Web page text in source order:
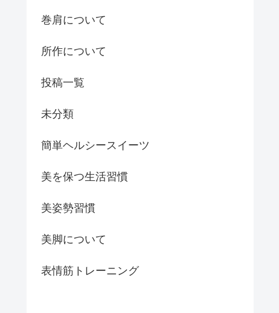
巻肩について
所作について
投稿一覧
未分類
簡単ヘルシースイーツ
美を保つ生活習慣
美姿勢習慣
美脚について
表情筋トレーニング